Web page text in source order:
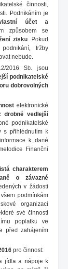
činnosti,
Podnikáním je
účet a
způsobem se
zisku. Pokud
tržby
nebude.
2016 Sb. jsou
podnikatelské
dobrovolných
elektronické
drobné vedlejší
podnikatelské
s přihlédnutím k
k dané
Finanční
charakterem
o závazné
v žádosti
podmínkám
organizaci
své činnosti
poplatku ve
před zahájením
pro činnost:
jídla a nápoje k